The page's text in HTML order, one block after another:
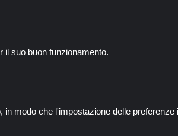
il suo buon funzionamento.
modo che l'impostazione delle